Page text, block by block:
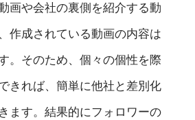
画や会社の裏側を紹介する動
作成されている動画の内容は
。そのため、個々の個性を際
きれば、簡単に他社と差別化
ます。結果的にフォロワーの